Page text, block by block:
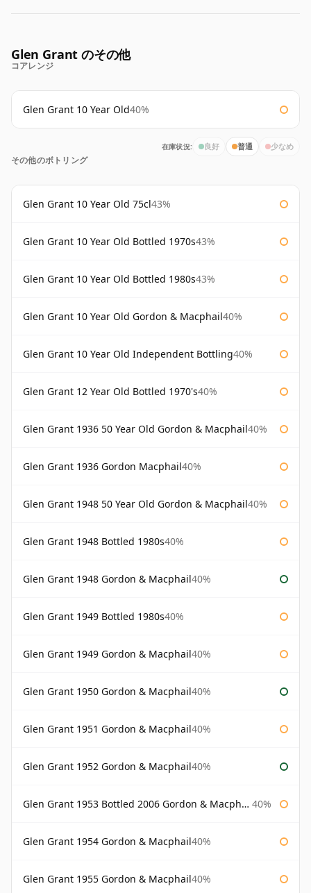
Glen Grant のその他
コアレンジ
Glen Grant 10 Year Old40%
在庫状況: 良好 普通 少なめ
その他のボトリング
Glen Grant 10 Year Old 75cl43%
Glen Grant 10 Year Old Bottled 1970s43%
Glen Grant 10 Year Old Bottled 1980s43%
Glen Grant 10 Year Old Gordon & Macphail40%
Glen Grant 10 Year Old Independent Bottling40%
Glen Grant 12 Year Old Bottled 1970's40%
Glen Grant 1936 50 Year Old Gordon & Macphail40%
Glen Grant 1936 Gordon Macphail40%
Glen Grant 1948 50 Year Old Gordon & Macphail40%
Glen Grant 1948 Bottled 1980s40%
Glen Grant 1948 Gordon & Macphail40%
Glen Grant 1949 Bottled 1980s40%
Glen Grant 1949 Gordon & Macphail40%
Glen Grant 1950 Gordon & Macphail40%
Glen Grant 1951 Gordon & Macphail40%
Glen Grant 1952 Gordon & Macphail40%
Glen Grant 1953 Bottled 2006 Gordon & Macphail 40%
Glen Grant 1954 Gordon & Macphail40%
Glen Grant 1955 Gordon & Macphail40%